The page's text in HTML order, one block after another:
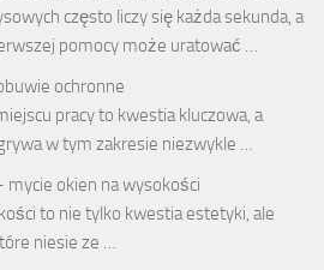
często liczy się każda sekunda, a
pomocy może uratować …
ochronne
pracy to kwestia kluczowa, a
w tym zakresie niezwykle …
mycie okien na wysokości
to nie tylko kwestia estetyki, ale
niesie ze …